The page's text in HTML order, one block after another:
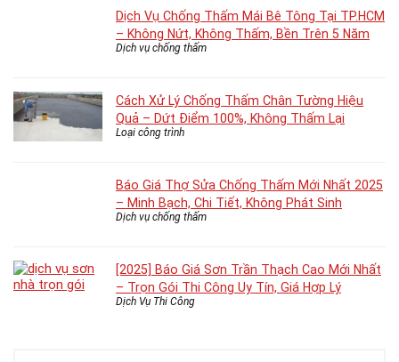
Dịch Vụ Chống Thấm Mái Bê Tông Tại TP.HCM
– Không Nứt, Không Thấm, Bền Trên 5 Năm
Dịch vụ chống thấm
Cách Xử Lý Chống Thấm Chân Tường Hiệu
Quả – Dứt Điểm 100%, Không Thấm Lại
Loại công trình
Báo Giá Thợ Sửa Chống Thấm Mới Nhất 2025
– Minh Bạch, Chi Tiết, Không Phát Sinh
Dịch vụ chống thấm
[2025] Báo Giá Sơn Trần Thạch Cao Mới Nhất
– Trọn Gói Thi Công Uy Tín, Giá Hợp Lý
Dịch Vụ Thi Công